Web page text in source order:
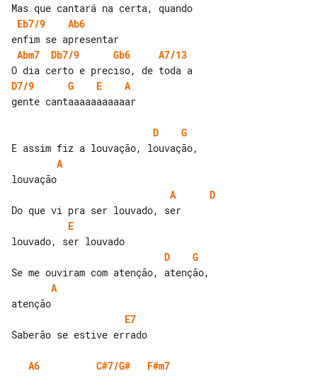
Eb7/9
Ab6
Abm7
Db7/9 Gb6
A7/13
D7/9
G E
A
gente cantaaaaaaaaaaar
D
G
A
A
D
E
D
G
A
E7
Saberão se estive errado
A6 C#7/G#
F#m7